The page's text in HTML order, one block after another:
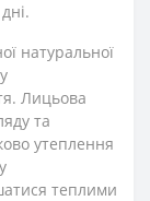
натуральної
Лицьова
та
утеплення
теплими